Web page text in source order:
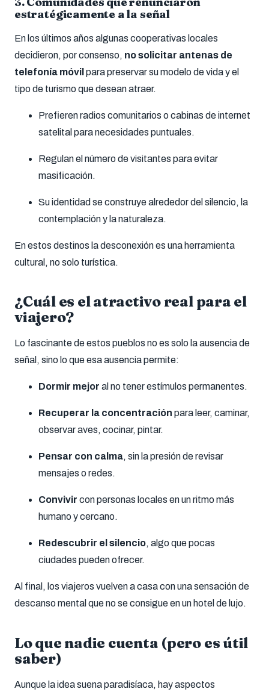
estratégicamente a la señal
En los últimos años algunas cooperativas locales
decidieron, por consenso, no solicitar antenas de
telefonía móvil para preservar su modelo de vida y el
tipo de turismo que desean atraer.
Prefieren radios comunitarios o cabinas de internet
satelital para necesidades puntuales.
Regulan el número de visitantes para evitar
masificación.
Su identidad se construye alrededor del silencio, la
contemplación y la naturaleza.
En estos destinos la desconexión es una herramienta
cultural, no solo turística.
¿Cuál es el atractivo real para el
viajero?
Lo fascinante de estos pueblos no es solo la ausencia de
señal, sino lo que esa ausencia permite:
Dormir mejor al no tener estímulos permanentes.
Recuperar la concentración para leer, caminar,
observar aves, cocinar, pintar.
Pensar con calma, sin la presión de revisar
mensajes o redes.
Convivir con personas locales en un ritmo más
humano y cercano.
Redescubrir el silencio, algo que pocas
ciudades pueden ofrecer.
Al final, los viajeros vuelven a casa con una sensación de
descanso mental que no se consigue en un hotel de lujo.
Lo que nadie cuenta (pero es útil
saber)
Aunque la idea suena paradisíaca, hay aspectos